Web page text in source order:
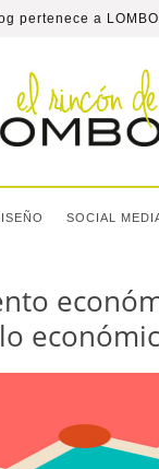
pertenece a
SOCIAL